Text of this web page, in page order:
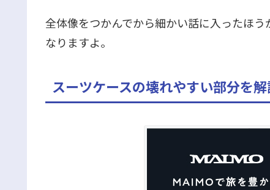
全体像をつかんでから細かい話に入ったほ
なりますよ。
スーツケースの壊れやすい部分を